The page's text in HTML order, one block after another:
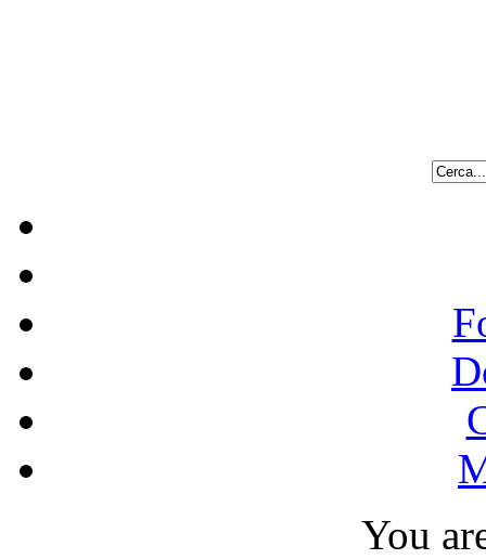
You